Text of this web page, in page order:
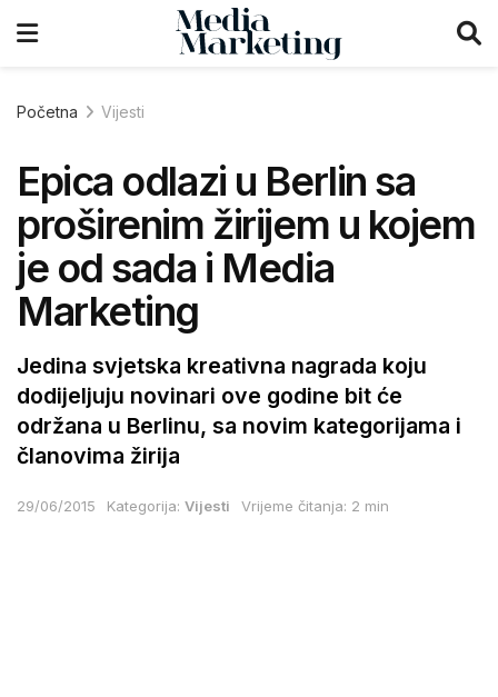
Početna Vijesti
Epica odlazi u Berlin sa
proširenim žirijem u kojem
je od sada i Media
Marketing
Jedina svjetska kreativna nagrada koju
dodijeljuju novinari ove godine bit će
održana u Berlinu, sa novim kategorijama i
članovima žirija
29/06/2015 Kategorija: Vijesti Vrijeme čitanja: 2 min